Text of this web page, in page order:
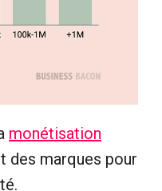
monétisation
des marques pour